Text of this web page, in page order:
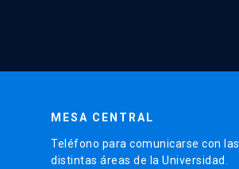
MESA CENTRAL
Teléfono para comunicarse con las
distintas áreas de la Universidad.